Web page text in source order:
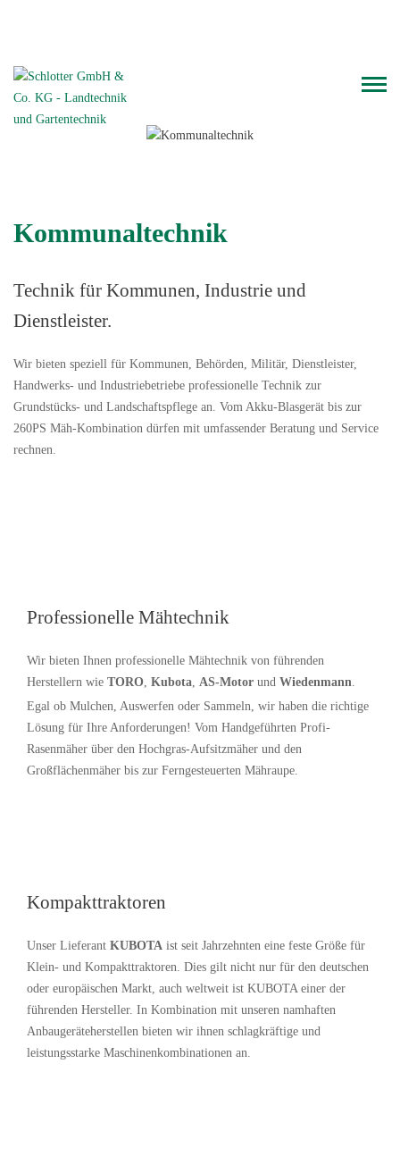
Kommunaltechnik
Technik für Kommunen, Industrie und
Dienstleister.
Wir bieten speziell für Kommunen, Behörden, Militär, Dienstleister,
Handwerks- und Industriebetriebe professionelle Technik zur
Grundstücks- und Landschaftspflege an. Vom Akku-Blasgerät bis zur
260PS Mäh-Kombination dürfen mit umfassender Beratung und Service
rechnen.
Professionelle Mähtechnik
Wir bieten Ihnen professionelle Mähtechnik von führenden
Herstellern wie TORO, Kubota, AS-Motor und Wiedenmann.
Egal ob Mulchen, Auswerfen oder Sammeln, wir haben die richtige
Lösung für Ihre Anforderungen! Vom Handgeführten Profi-
Rasenmäher über den Hochgras-Aufsitzmäher und den
Großflächenmäher bis zur Ferngesteuerten Mähraupe.
Kompakttraktoren
Unser Lieferant KUBOTA ist seit Jahrzehnten eine feste Größe für
Klein- und Kompakttraktoren. Dies gilt nicht nur für den deutschen
oder europäischen Markt, auch weltweit ist KUBOTA einer der
führenden Hersteller. In Kombination mit unseren namhaften
Anbaugeräteherstellen bieten wir ihnen schlagkräftige und
leistungsstarke Maschinenkombinationen an.